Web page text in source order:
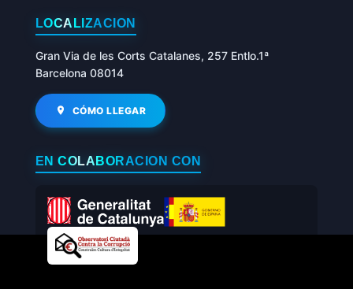
LOCALIZACIÓN
Gran Via de les Corts Catalanes, 257 Entlo.1ª
Barcelona 08014
CÓMO LLEGAR
EN COLABORACIÓN CON